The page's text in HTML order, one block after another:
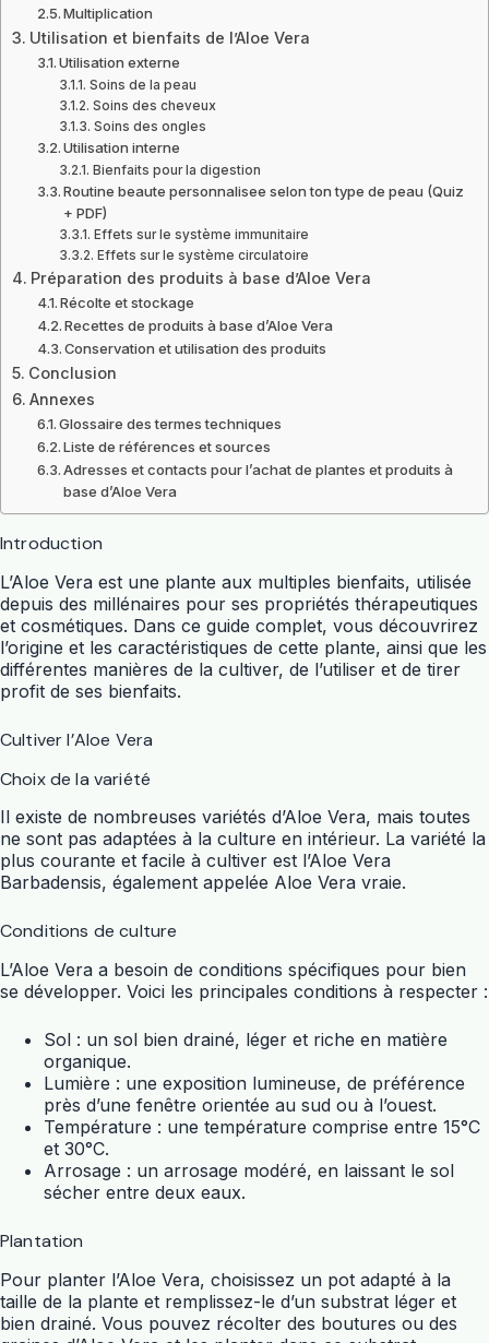
Multiplication
Utilisation et bienfaits de l’Aloe Vera
Utilisation externe
Soins de la peau
Soins des cheveux
Soins des ongles
Utilisation interne
Bienfaits pour la digestion
Routine beaute personnalisee selon ton type de peau (Quiz
+ PDF)
Effets sur le système immunitaire
Effets sur le système circulatoire
Préparation des produits à base d’Aloe Vera
Récolte et stockage
Recettes de produits à base d’Aloe Vera
Conservation et utilisation des produits
Conclusion
Annexes
Glossaire des termes techniques
Liste de références et sources
Adresses et contacts pour l’achat de plantes et produits à
base d’Aloe Vera
Introduction
L’Aloe Vera est une plante aux multiples bienfaits, utilisée
depuis des millénaires pour ses propriétés thérapeutiques
et cosmétiques. Dans ce guide complet, vous découvrirez
l’origine et les caractéristiques de cette plante, ainsi que les
différentes manières de la cultiver, de l’utiliser et de tirer
profit de ses bienfaits.
Cultiver l’Aloe Vera
Choix de la variété
Il existe de nombreuses variétés d’Aloe Vera, mais toutes
ne sont pas adaptées à la culture en intérieur. La variété la
plus courante et facile à cultiver est l’Aloe Vera
Barbadensis, également appelée Aloe Vera vraie.
Conditions de culture
L’Aloe Vera a besoin de conditions spécifiques pour bien
se développer. Voici les principales conditions à respecter :
Sol : un sol bien drainé, léger et riche en matière
organique.
Lumière : une exposition lumineuse, de préférence
près d’une fenêtre orientée au sud ou à l’ouest.
Température : une température comprise entre 15°C
et 30°C.
Arrosage : un arrosage modéré, en laissant le sol
sécher entre deux eaux.
Plantation
Pour planter l’Aloe Vera, choisissez un pot adapté à la
taille de la plante et remplissez-le d’un substrat léger et
bien drainé. Vous pouvez récolter des boutures ou des